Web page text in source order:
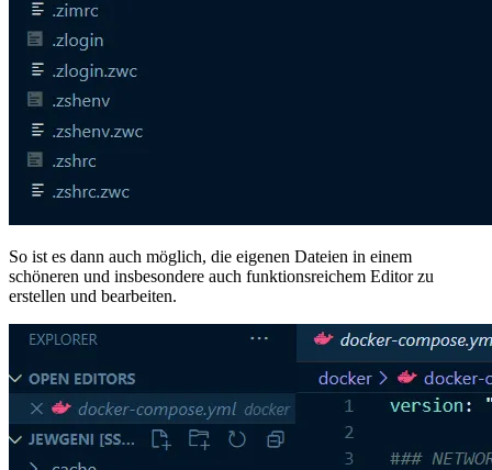
So ist es dann auch möglich, die eigenen Dateien in einem
schöneren und insbesondere auch funktionsreichem Editor zu
erstellen und bearbeiten.